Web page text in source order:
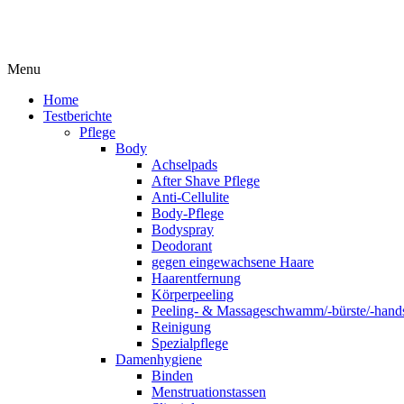
Menu
Home
Testberichte
Pflege
Body
Achselpads
After Shave Pflege
Anti-Cellulite
Body-Pflege
Bodyspray
Deodorant
gegen eingewachsene Haare
Haarentfernung
Körperpeeling
Peeling- & Massageschwamm/-bürste/-
Reinigung
Spezialpflege
Damenhygiene
Binden
Menstruationstassen